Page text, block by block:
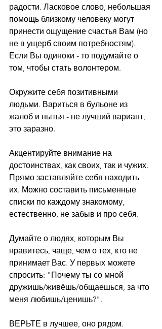
радости. Ласковое слово, небольшая
помощь близкому человеку могут
принести ощущение счастья Вам (но
не в ущерб своим потребностям).
Если Вы одиноки - то подумайте о
том, чтобы стать волонтером.
Окружите себя позитивными
людьми. Вариться в бульоне из
жалоб и нытья - не лучший вариант,
это заразно.
Акцентируйте внимание на
достоинствах, как своих, так и чужих.
Прямо заставляйте себя находить
их. Можно составить письменные
списки по каждому знакомому,
естественно, не забыв и про себя.
Думайте о людях, которым Вы
нравитесь, чаще, чем о тех, кто не
принимает Вас. У первых можете
спросить: "Почему ты со мной
дружишь/живёшь/общаешься, за что
меня любишь/ценишь?".
ВЕРЬТЕ в лучшее, оно рядом.